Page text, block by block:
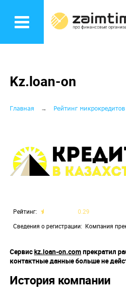
основному
Kz.loan-on
Строка
Главная Рейтинг микрокредитов
Рейтинг
0.29
Сведения о регистрации
Компания
Сервисkz.loan-on.comпрекратил
контактные данные больше не
История компании